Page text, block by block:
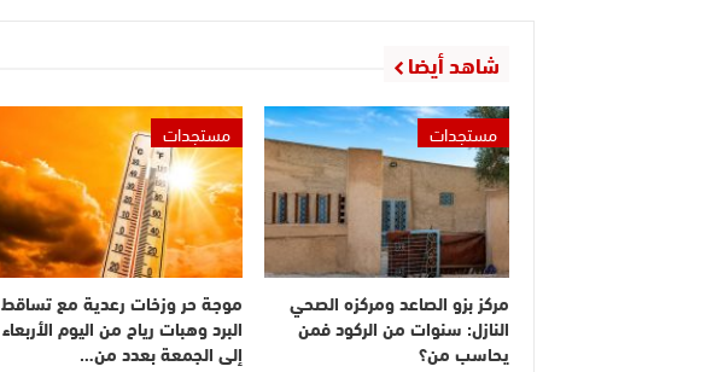
شاهد أيضا
مستجدات
مركز بزو الصاعد ومركزه الصحي
النازل: سنوات من الركود فمن
يحاسب من؟
مستجدات
موجة حر وزخات رعدية مع تساقط
البرد وهبات رياح من اليوم الأربعاء
إلى الجمعة بعدد من…